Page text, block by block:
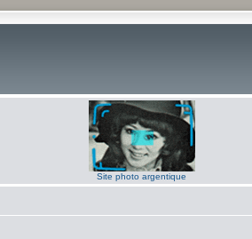
Site photo argentique